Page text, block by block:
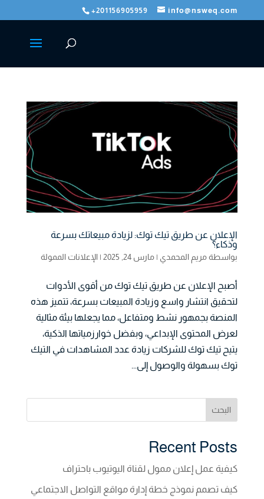
+201156905959 info@nsweq.com
الإعلان عن طريق تيك توك: لزيادة مبيعاتك بسرعة
وذكاء؟
بواسطةمريم المحمدي | مارس 24, 2025 | الإعلانات الممولة
أصبح الإعلان عن طريق تيك توك من أقوى الأدوات
لتحقيق انتشار واسع وزيادة المبيعات بسرعة، تتميز هذه
المنصة بجمهور نشط ومتفاعل، مما يجعلها بيئة مثالية
لعرض المحتوى الإبداعي، وبفضل خوارزمياتها الذكية،
يتيح تيك توك للشركات زيادة عدد المشاهدات في التيك
توك بسهولة والوصول إلى...
البحث
Recent Posts
كيفية عمل إعلان ممول لقناة اليوتيوب باحتراف
كيف تصمم نموذج خطة إدارة مواقع التواصل الاجتماعي